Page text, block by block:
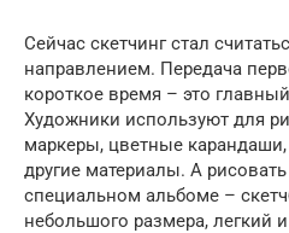
Сейчас скетчинг стал
направлением. Передача
короткое время – это
Художники используют для
маркеры, цветные
другие материалы. А
специальном альбоме –
небольшого размера, легкий